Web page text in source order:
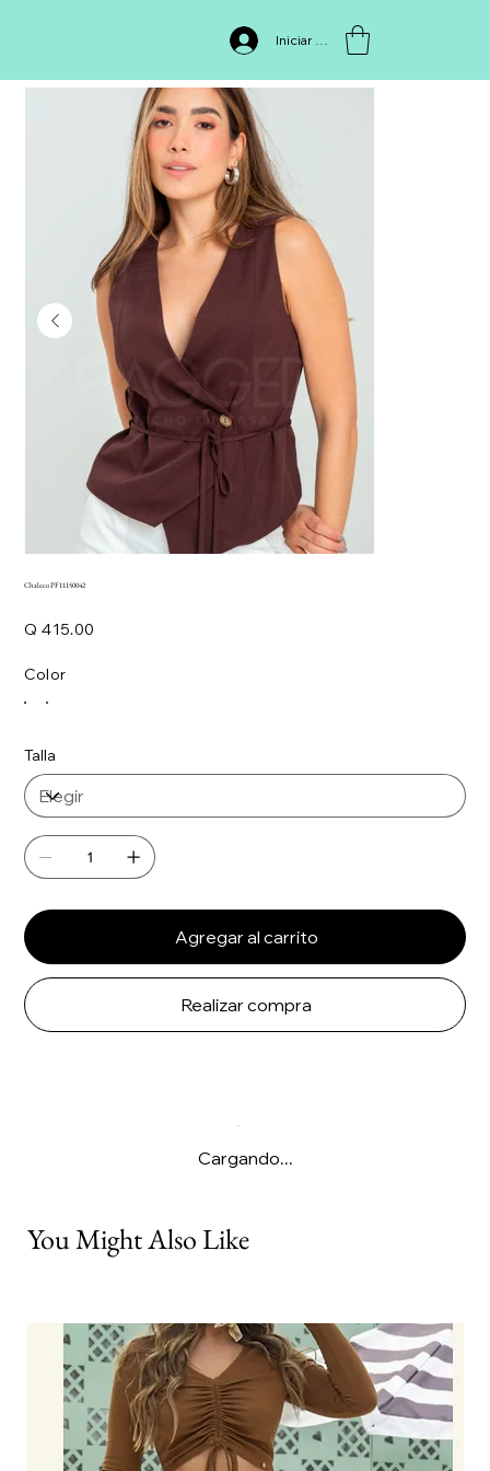
Iniciar sesión
Chaleco PF11150042
Chaleco PF11150042
Q 415.00
Color
Talla
Agregar al carrito
Realizar compra
Cargando...
You Might Also Like